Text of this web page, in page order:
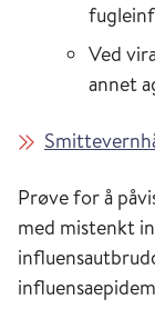
Ved
annet
Prøve for å
med mistenkt